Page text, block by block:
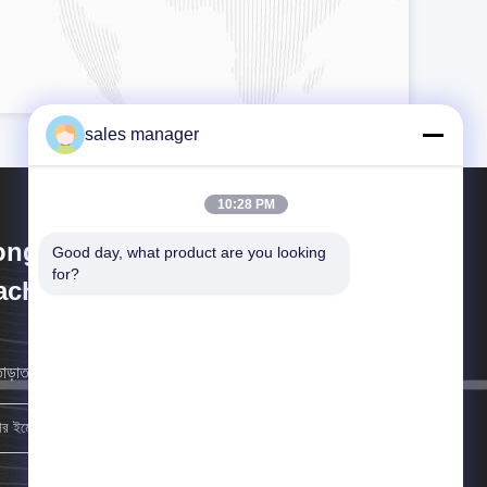
Sammi Packing
Co., Ltd.
সম্ভব আমরা আপনার কাছে ফিরে আসব।
sales manager
10:28 PM
Good day, what product are you looking
for?